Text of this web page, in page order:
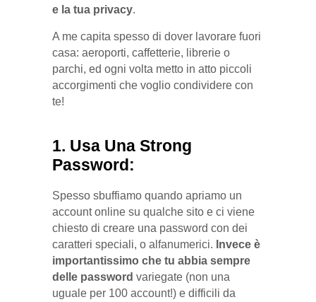
e la tua privacy.
A me capita spesso di dover lavorare fuori
casa: aeroporti, caffetterie, librerie o
parchi, ed ogni volta metto in atto piccoli
accorgimenti che voglio condividere con
te!
1. Usa Una Strong
Password:
Spesso sbuffiamo quando apriamo un
account online su qualche sito e ci viene
chiesto di creare una password con dei
caratteri speciali, o alfanumerici. Invece è
importantissimo che tu abbia sempre
delle password variegate (non una
uguale per 100 account!) e difficili da